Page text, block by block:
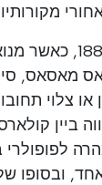
הפרגו מתוארך לשנת
מאסאס,
או צלוי
ביין
לפופולרי
ובסופו